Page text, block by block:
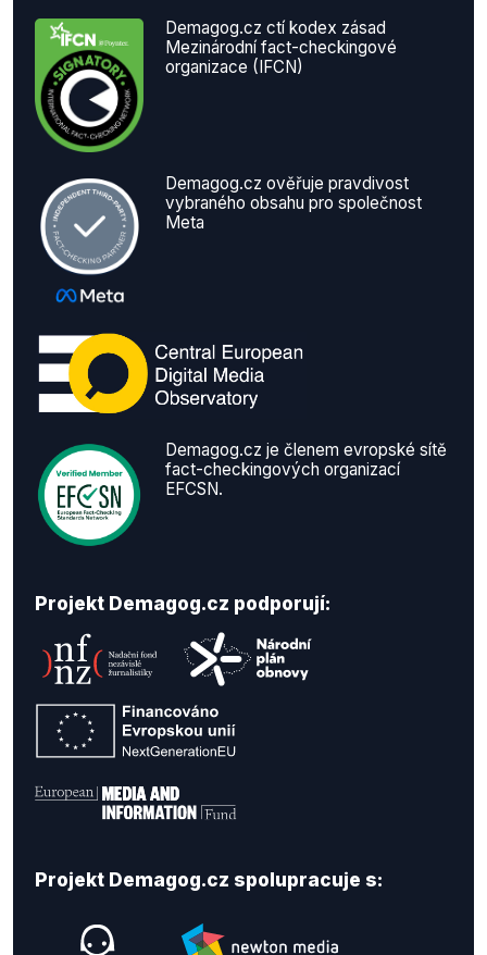
Demagog.cz ctí kodex zásad
Mezinárodní fact-checkingové
organizace (IFCN)
Demagog.cz ověřuje pravdivost
vybraného obsahu pro společnost
Meta
Demagog.cz je členem evropské sítě
fact-checkingových organizací
EFCSN.
Projekt Demagog.cz podporují:
Projekt Demagog.cz spolupracuje s: